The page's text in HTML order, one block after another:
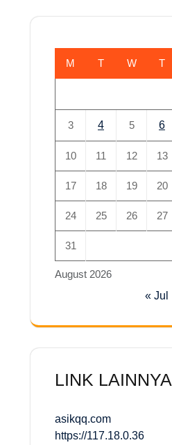
August 2026
M T W T
3 4 5 6
10 11 12 13
17 18 19 20
24 25 26 27
31
« Jul
LINK LAINNYA
asikqq.com
https://117.18.0.36